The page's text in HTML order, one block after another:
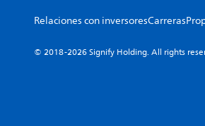
Relaciones con inversoresCarreras
© 2018-2026 Signify Holding. All rights